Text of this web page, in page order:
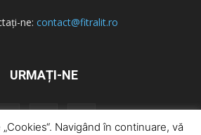
ne: contact@fitralit.ro
URMAȚI-NE
Navigând în continuare, vă